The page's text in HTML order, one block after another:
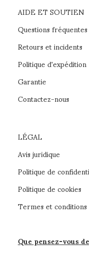
AIDE ET SOUTIEN
Questions fréquentes
Retours et incidents
Politique d'expédition
Garantie
Contactez-nous
LÉGAL
Avis juridique
Politique de
Politique de cookies
Termes et conditions
Que pensez-vous